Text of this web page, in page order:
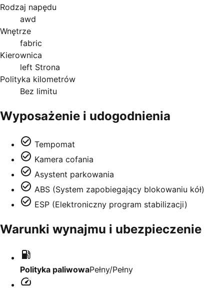
Rodzaj napędu
awd
Wnętrze
fabric
Kierownica
left Strona
Polityka kilometrów
Bez limitu
Wyposażenie i udogodnienia
Tempomat
Kamera cofania
Asystent parkowania
ABS (System zapobiegający blokowaniu kół)
ESP (Elektroniczny program stabilizacji)
Warunki wynajmu i ubezpieczenie
Polityka paliwowaPełny/Pełny